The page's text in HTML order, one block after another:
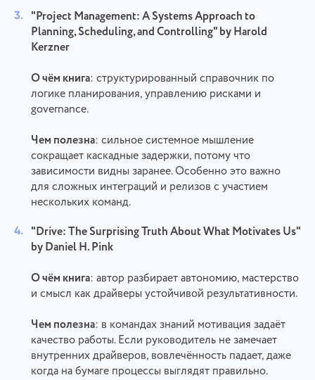
"Project Management: A Systems Approach to
Planning, Scheduling, and Controlling" by Harold
Kerzner
О чём книга: структурированный справочник по
логике планирования, управлению рисками и
governance.
Чем полезна: сильное системное мышление
сокращает каскадные задержки, потому что
зависимости видны заранее. Особенно это важно
для сложных интеграций и релизов с участием
нескольких команд.
"Drive: The Surprising Truth About What Motivates Us"
by Daniel H. Pink
О чём книга: автор разбирает автономию, мастерство
и смысл как драйверы устойчивой результативности.
Чем полезна: в командах знаний мотивация задаёт
качество работы. Если руководитель не замечает
внутренних драйверов, вовлечённость падает, даже
когда на бумаге процессы выглядят правильно.